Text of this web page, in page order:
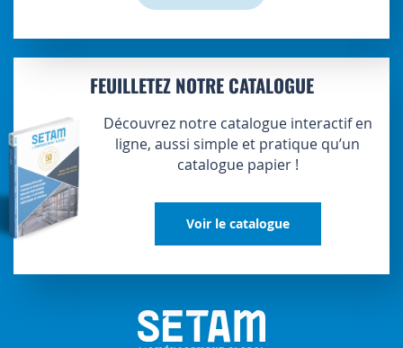
FEUILLETEZ NOTRE CATALOGUE
Découvrez notre catalogue interactif en
ligne, aussi simple et pratique qu’un
catalogue papier !
Voir le catalogue